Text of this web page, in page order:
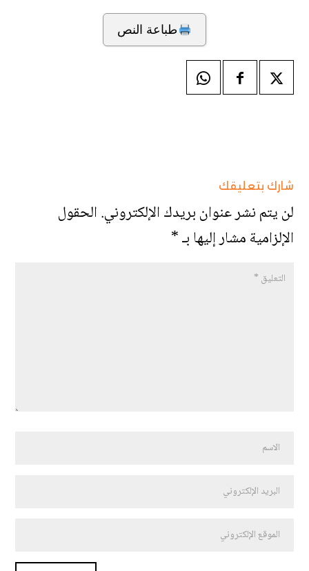
طباعة النص
شارك بتعليقك
لن يتم نشر عنوان بريدك الإلكتروني.الحقول
الإلزامية مشار إليها بـ*